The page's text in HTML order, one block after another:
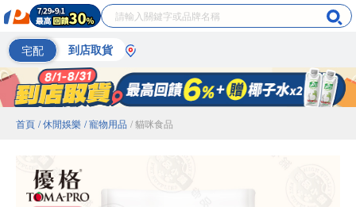
宅配 到店取貨
首頁 / 休閒娛樂 / 寵物用品 / 貓咪食品